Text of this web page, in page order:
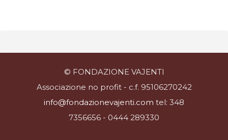
© FONDAZIONE VAJENTI
Associazione no profit - c.f. 95106270242
info@fondazionevajenti.com tel: 348
7356656 - 0444 289330